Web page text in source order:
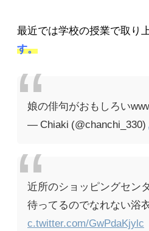
最近では学校の授業で取り
す。
娘の俳句がおもしろい
— Chiaki (@chanchi_330)
近所のショッピングセン
待ってるのでなれない浴
c.twitter.com/GwPdaKjylc